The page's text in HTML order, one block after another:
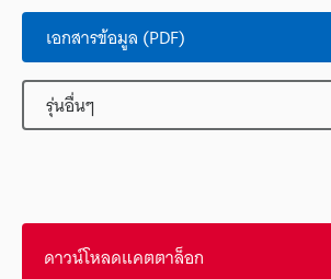
เอกสารข้อมูล (PDF)
รุ่นอื่นๆ
ดาวน์โหลดแคตตาล็อก